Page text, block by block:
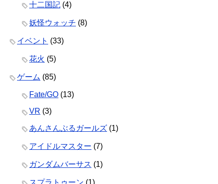
十二国記 (4)
妖怪ウォッチ (8)
イベント (33)
花火 (5)
ゲーム (85)
Fate/GO (13)
VR (3)
あんさんぶるガールズ (1)
アイドルマスター (7)
ガンダムバーサス (1)